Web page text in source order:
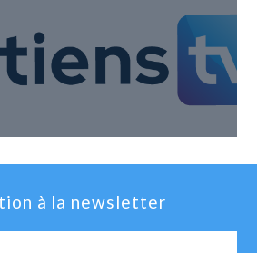
à la newsletter